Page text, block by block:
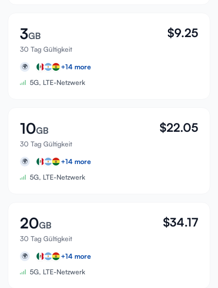
3GB
30 Tag Gültigkeit
$9.25
🌍 +14 more
5G, LTE-Netzwerk
10GB
30 Tag Gültigkeit
$22.05
🌍 +14 more
5G, LTE-Netzwerk
20GB
30 Tag Gültigkeit
$34.17
🌍 +14 more
5G, LTE-Netzwerk